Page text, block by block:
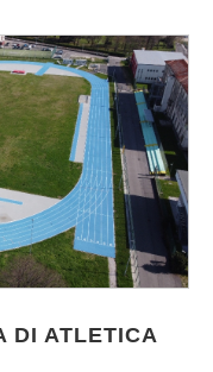
DI ATLETICA